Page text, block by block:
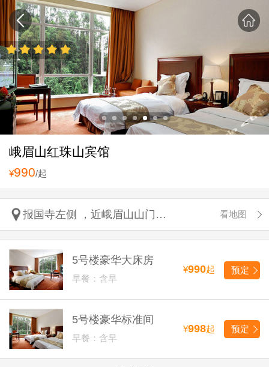
峨眉山红珠山宾馆
¥990/起
报国寺左侧 ，近峨眉山山门口。 看地图
5号楼豪华大床房
早餐：含早
¥990起 预定
5号楼豪华标准间
早餐：含早
¥998起 预定